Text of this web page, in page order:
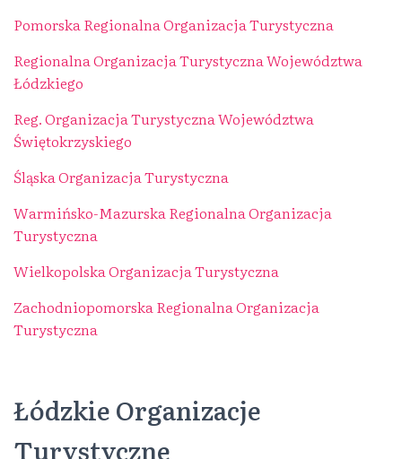
Pomorska Regionalna Organizacja Turystyczna
Regionalna Organizacja Turystyczna Województwa
Łódzkiego
Reg. Organizacja Turystyczna Województwa
Świętokrzyskiego
Śląska Organizacja Turystyczna
Warmińsko-Mazurska Regionalna Organizacja
Turystyczna
Wielkopolska Organizacja Turystyczna
Zachodniopomorska Regionalna Organizacja
Turystyczna
Łódzkie Organizacje
Turystyczne